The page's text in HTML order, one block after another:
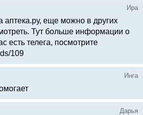
Ира
аптека.ру, еще можно в других
Тут больше информации о
есть телега, посмотрите
109
Инга
Дарья